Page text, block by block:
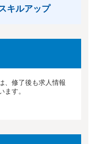
キルアップ
、修了後も求人情報
ます。